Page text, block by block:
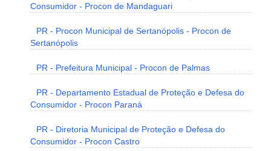
Consumidor - Procon de Mandaguari
PR - Procon Municipal de Sertanópolis - Procon de
Sertanópolis
PR - Prefeitura Municipal - Procon de Palmas
PR - Departamento Estadual de Proteção e Defesa do
Consumidor - Procon Paraná
PR - Diretoria Municipal de Proteção e Defesa do
Consumidor - Procon Castro